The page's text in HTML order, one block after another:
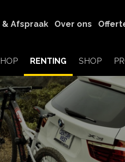
SHOP
Afspraak Over ons